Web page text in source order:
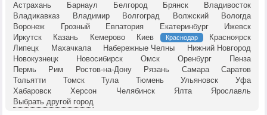
Астрахань
Барнаул Белгород Брянск
Владивосток
Владикавказ
Владимир Волгоград Волжский
Вологда
Воронеж
Грозный Евпатория Екатеринбург
Ижевск
Иркутск
Казань Кемерово Киев Краснодар
Красноярск
Липецк
Махачкала Набережные Челны
Нижний Новгород
Новокузнецк
Новосибирск Омск Оренбург
Пенза
Пермь
Рим Ростов-на-Дону Рязань Самара
Саратов
Тольятти
Томск Тула Тюмень Ульяновск
Уфа
Хабаровск
Херсон Челябинск Ялта
Ярославль
Выбрать другой город